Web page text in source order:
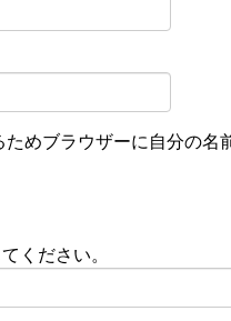
めブラウザーに自分の名
ください。